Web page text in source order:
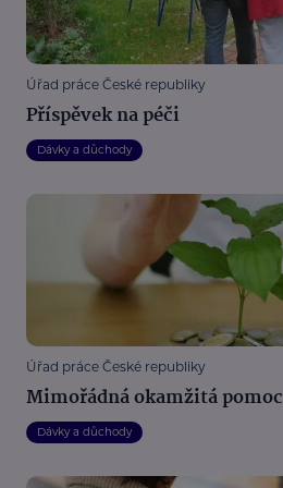
Úřad práce České republiky
Příspěvek na péči
Dávky a důchody
Úřad práce České republiky
Mimořádná okamžitá pomoc
Dávky a důchody